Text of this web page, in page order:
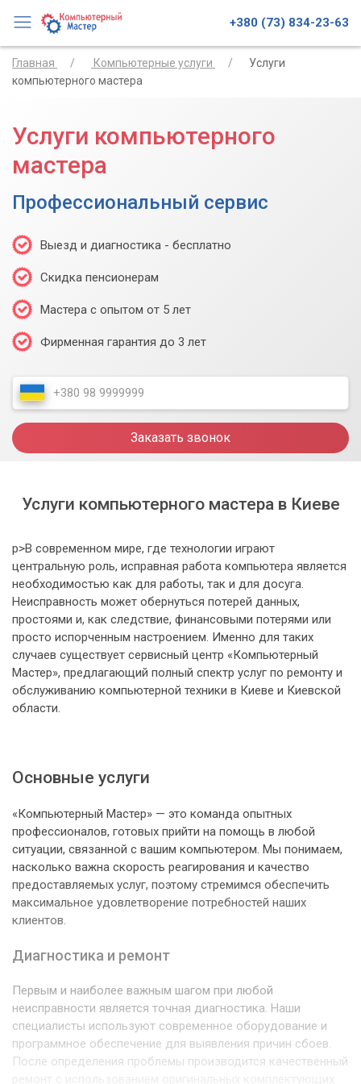
+380 (73) 834-23-63
Главная Компьютерные услуги
Услуги
компьютерного мастера
Услуги компьютерного
мастера
Профессиональный сервис
Выезд и диагностика - бесплатно
Скидка пенсионерам
Мастера с опытом от 5 лет
Фирменная гарантия до 3 лет
Заказать звонок
Услуги компьютерного мастера в Киеве
p>В современном мире, где технологии играют
центральную роль, исправная работа компьютера является
необходимостью как для работы, так и для досуга.
Неисправность может обернуться потерей данных,
простоями и, как следствие, финансовыми потерями или
просто испорченным настроением. Именно для таких
случаев существует сервисный центр «Компьютерный
Мастер», предлагающий полный спектр услуг по ремонту и
обслуживанию компьютерной техники в Киеве и Киевской
области.
Основные услуги
«Компьютерный Мастер» — это команда опытных
профессионалов, готовых прийти на помощь в любой
ситуации, связанной с вашим компьютером. Мы понимаем,
насколько важна скорость реагирования и качество
предоставляемых услуг, поэтому стремимся обеспечить
максимальное удовлетворение потребностей наших
клиентов.
Диагностика и ремонт
Первым и наиболее важным шагом при любой
неисправности является точная диагностика. Наши
специалисты используют современное оборудование и
программное обеспечение для выявления причин сбоев.
После определения проблемы производится качественный